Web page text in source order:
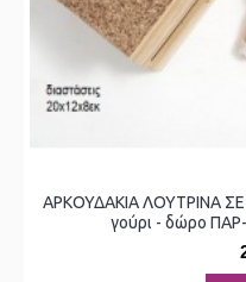
ΑΡΚΟΥΔΑΚΙΑ ΛΟΥΤΡΙΝΑ
γούρι - δώρο